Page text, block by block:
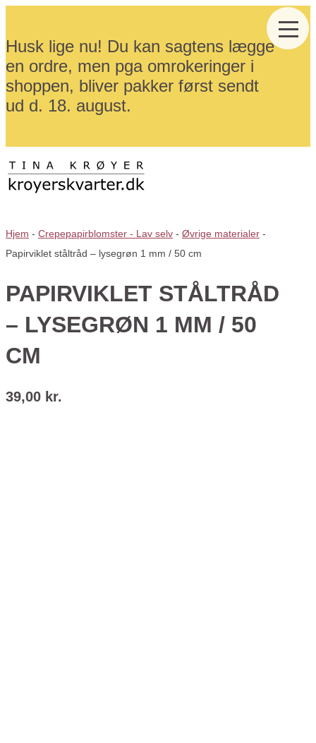
Husk lige nu! Du kan sagtens lægge
en ordre, men pga omrokeringer i
shoppen, bliver pakker først sendt
ud d. 18. august.
Hjem - Crepepapirblomster - Lav selv - Øvrige materialer -
Papirviklet ståltråd – lysegrøn 1 mm / 50 cm
PAPIRVIKLET STÅLTRÅD
– LYSEGRØN 1 MM / 50
CM
39,00 kr.